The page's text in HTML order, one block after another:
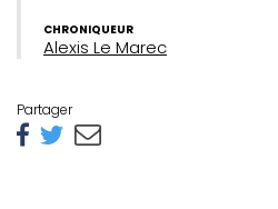
CHRONIQUEUR
Alexis Le Marec
Partager